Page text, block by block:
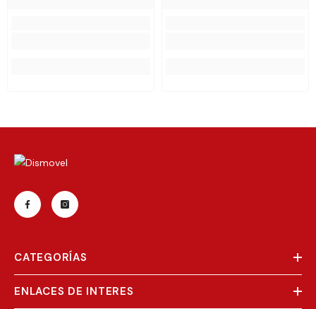
CATEGORÍAS
ENLACES DE INTERES